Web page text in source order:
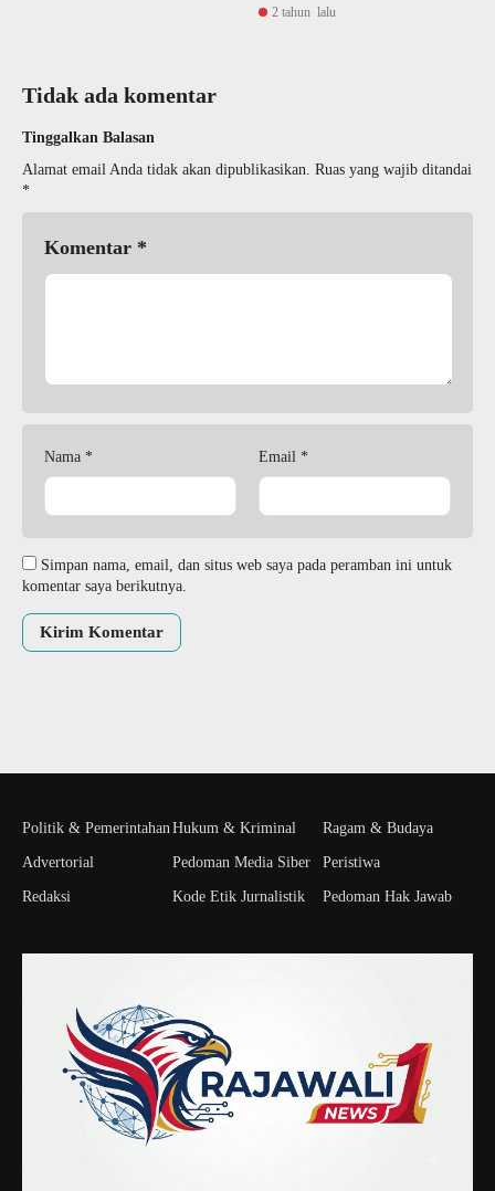
2 tahun lalu
Tidak ada komentar
Tinggalkan Balasan
Alamat email Anda tidak akan dipublikasikan. Ruas yang wajib ditandai
*
Komentar *
Nama * Email *
Simpan nama, email, dan situs web saya pada peramban ini untuk
komentar saya berikutnya.
Politik & Pemerintahan
Advertorial
Redaksi
Hukum & Kriminal
Pedoman Media Siber
Kode Etik Jurnalistik
Ragam & Budaya
Peristiwa
Pedoman Hak Jawab